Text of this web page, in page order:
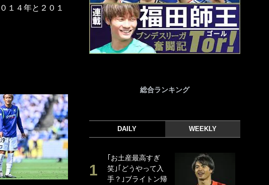
１４年と２０１
総合ランキング
DAILY WEEKLY
｢お土産最高すぎ
笑｣｢どうやって入
手？｣ブライトン帰